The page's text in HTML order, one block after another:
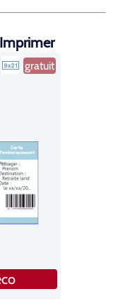
gratuit